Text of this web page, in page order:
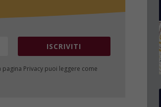
ISCRIVITI
pagina Privacypuoi leggere come